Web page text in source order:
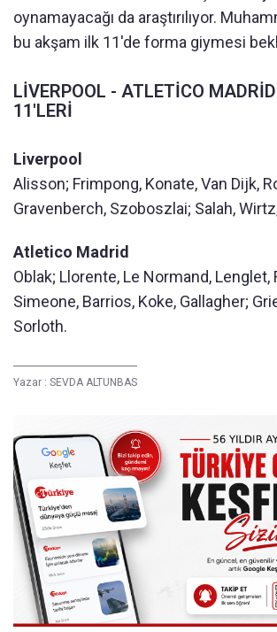
oynamayacağı da araştırılıyor.
bu akşam ilk 11'de forma giymesi
LİVERPOOL - ATLETİCO
11'LERİ
Liverpool
Alisson; Frimpong, Konate, Van Dijk,
Gravenberch, Szoboszlai; Salah,
Atletico Madrid
Oblak; Llorente, Le Normand, Lenglet,
Simeone, Barrios, Koke, Gallagher;
Sorloth.
Yazar : SEVDA ALTUNBAS